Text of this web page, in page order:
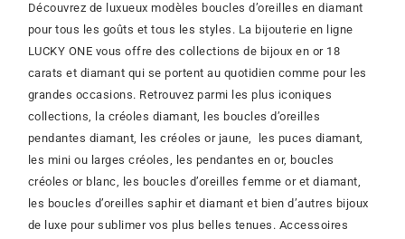
Découvrez de luxueux modèles boucles d’oreilles en diamant
pour tous les goûts et tous les styles. La bijouterie en ligne
LUCKY ONE vous offre des collections de bijoux en or 18
carats et diamant qui se portent au quotidien comme pour les
grandes occasions. Retrouvez parmi les plus iconiques
collections, la créoles diamant, les boucles d’oreilles
pendantes diamant, les créoles or jaune, les puces diamant,
les mini ou larges créoles, les pendantes en or, boucles
créoles or blanc, les boucles d’oreilles femme or et diamant,
les boucles d’oreilles saphir et diamant et bien d’autres bijoux
de luxe pour sublimer vos plus belles tenues. Accessoires